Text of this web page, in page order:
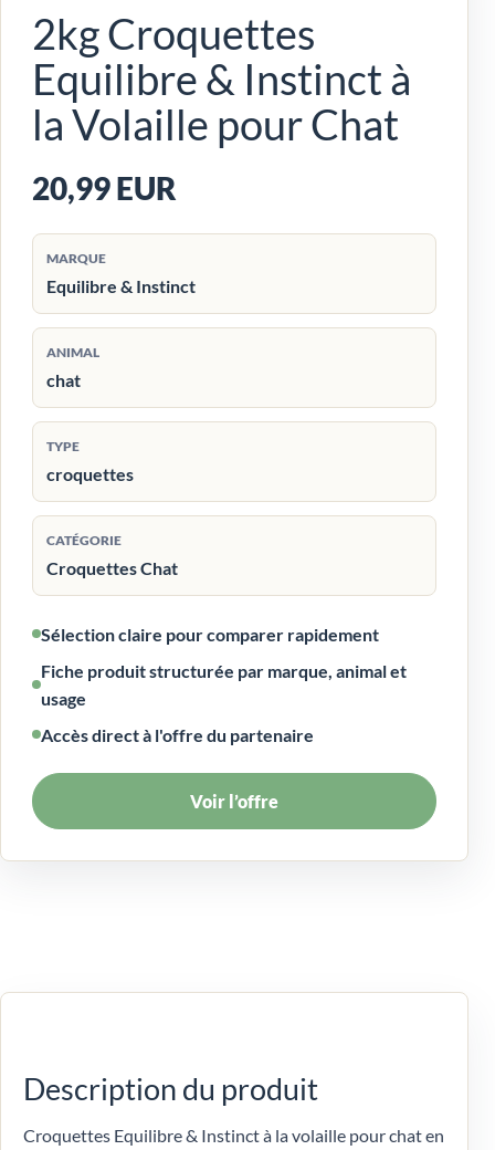
2kg Croquettes
Equilibre & Instinct à
la Volaille pour Chat
20,99 EUR
MARQUE
Equilibre & Instinct
ANIMAL
chat
TYPE
croquettes
CATÉGORIE
Croquettes Chat
Sélection claire pour comparer rapidement
Fiche produit structurée par marque, animal et
usage
Accès direct à l'offre du partenaire
Voir l’offre
Description du produit
Croquettes Equilibre & Instinct à la volaille pour chat en